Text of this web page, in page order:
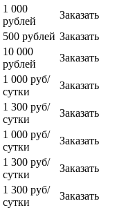
1 000
рублей
Заказать
500 рублей Заказать
10 000
рублей
Заказать
1 000 руб/
сутки
Заказать
1 300 руб/
сутки
Заказать
1 000 руб/
сутки
Заказать
1 300 руб/
сутки
Заказать
1 300 руб/
сутки
Заказать